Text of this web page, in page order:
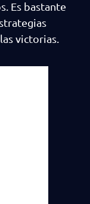
Es bastante
victorias.